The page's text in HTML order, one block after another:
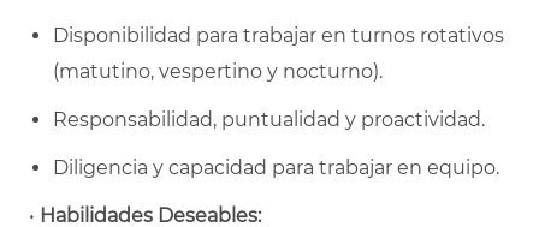
Disponibilidad para trabajar en turnos rotativos
(matutino, vespertino y nocturno).
Responsabilidad, puntualidad y proactividad.
Diligencia y capacidad para trabajar en equipo.
• Habilidades Deseables: